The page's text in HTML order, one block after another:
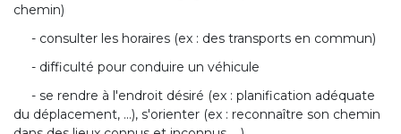
chemin)
- consulter les horaires (ex : des transports en commun)
- difficulté pour conduire un véhicule
- se rendre à l'endroit désiré (ex : planification adéquate
du déplacement, ...), s'orienter (ex : reconnaître son chemin